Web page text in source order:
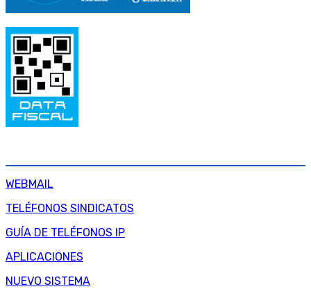
WEBMAIL
TELÉFONOS SINDICATOS
GUÍA DE TELÉFONOS IP
APLICACIONES
NUEVO SISTEMA